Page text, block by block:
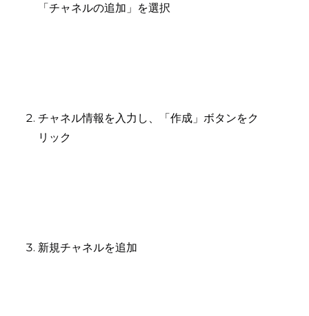
「チャネルの追加」を選択
チャネル情報を入力し、「作成」ボタンをク
リック
新規チャネルを追加